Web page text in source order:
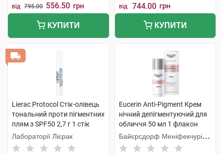
від 795.00 556.50 грн
КУПИТИ
від 744.00 грн
КУПИТИ
Lierac Protocol Стік-олівець
тональний проти пігментних
плям з SPF50 2,7 г 1 стік
Лабораторії Лієрак
Eucerin Anti-Pigment Крем
нічний депігментуючий для
обличчя 50 мл 1 флакон
Байєрсдорф Меніфекчурінг
Познань